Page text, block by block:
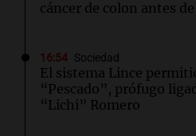
cáncer de colon antes
16:54 Sociedad
El sistema Lince
“Pescado”, prófugo
“Lichi” Romero